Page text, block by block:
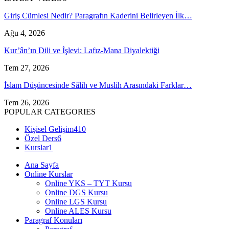
Giriş Cümlesi Nedir? Paragrafın Kaderini Belirleyen İlk…
Ağu 4, 2026
Kur’ân’ın Dili ve İşlevi: Lafız-Mana Diyalektiği
Tem 27, 2026
İslam Düşüncesinde Sâlih ve Muslih Arasındaki Farklar…
Tem 26, 2026
POPULAR CATEGORIES
Kişisel Gelişim410
Özel Ders6
Kurslar1
Ana Sayfa
Online Kurslar
Online YKS – TYT Kursu
Online DGS Kursu
Online LGS Kursu
Online ALES Kursu
Paragraf Konuları